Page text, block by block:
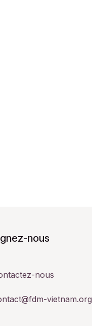
nous
nous
vietnam.org